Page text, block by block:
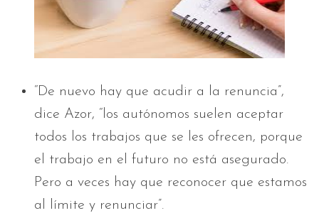
“De nuevo hay que acudir a la renuncia”,
dice Azor, “los autónomos suelen aceptar
todos los trabajos que se les ofrecen, porque
el trabajo en el futuro no está asegurado.
Pero a veces hay que reconocer que estamos
al límite y renunciar”.